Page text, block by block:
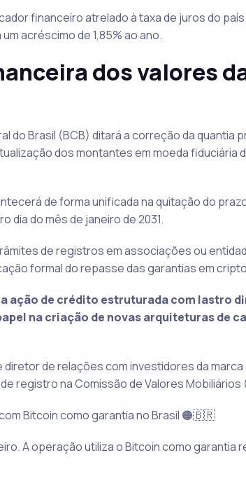
financeiro atrelado à taxa de juros do
acréscimo de 1,85% ao ano.
dos valores
do Brasil (BCB) ditará a correção da quantia
dos montantes em moeda fiduciária
de forma unificada na quitação do
dia do mês de janeiro de 2031.
de registros em associações ou
formal do repasse das garantias em
ação de crédito estruturada com lastro
na criação de novas arquiteturas de
de relações com investidores da
registro na Comissão de Valores Mobiliários
Bitcoin como garantia no Brasil 🟠🇧🇷
A operação utiliza o Bitcoin como garantia